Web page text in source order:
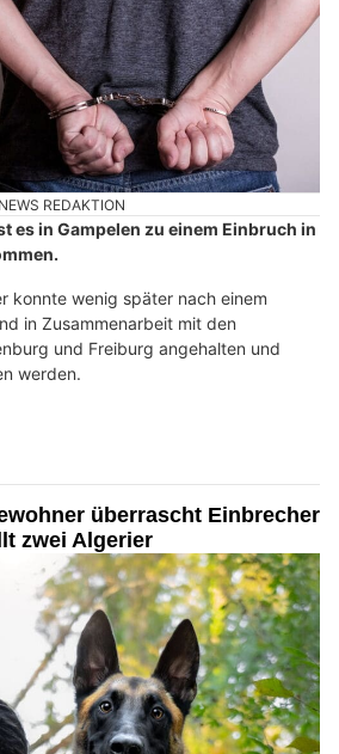
REDAKTION
es in Gampelen zu einem Einbruch in
konnte wenig später nach einem
in Zusammenarbeit mit den
und Freiburg angehalten und
werden.
überrascht Einbrecher
zwei Algerier